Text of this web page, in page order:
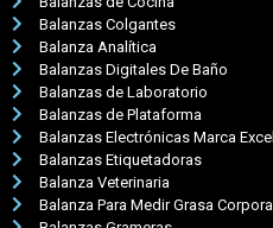
Balanzas Colgantes
Balanza Analítica
Balanzas Digitales De Baño
Balanzas de Laboratorio
Balanzas de Plataforma
Balanzas Electrónicas Marca Excell
Balanzas Etiquetadoras
Balanza Veterinaria
Balanza Para Medir Grasa Corporal